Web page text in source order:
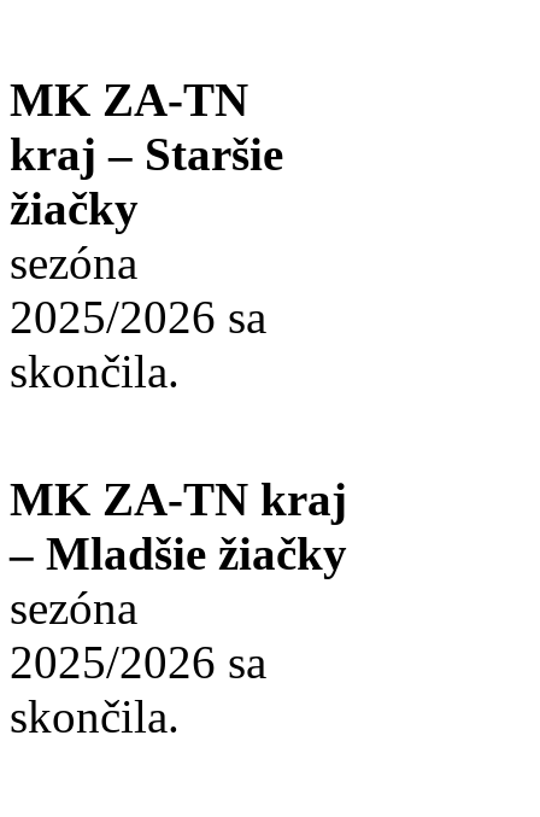
MK ZA-TN
kraj – Staršie
žiačky
sezóna
2025/2026 sa
skončila.
MK ZA-TN kraj
– Mladšie žiačky
sezóna
2025/2026 sa
skončila.